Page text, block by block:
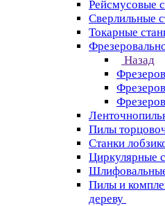
Рейсмусовые
Сверлильные
Токарные
Назад
Пилы
Станки
Циркулярные
Пилы и
дереву